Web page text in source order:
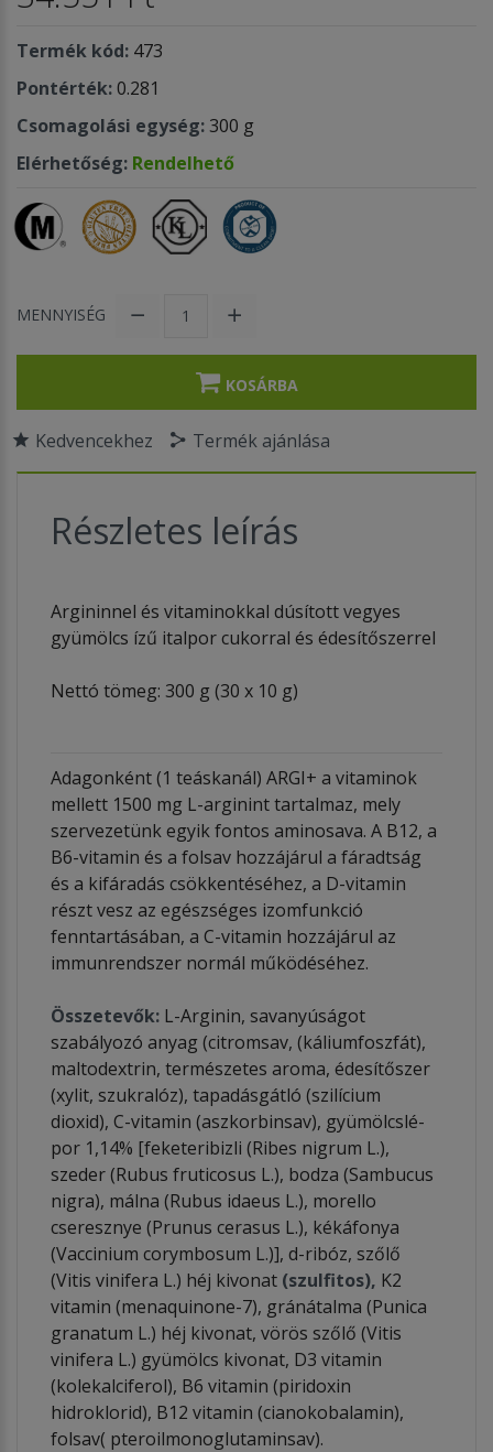
Termék kód: 473
Pontérték:0.281
Csomagolási egység:300 g
Elérhetőség: Rendelhető
MENNYISÉG
KOSÁRBA
Kedvencekhez Termék ajánlása
Részletes leírás
Argininnel és vitaminokkal dúsított vegyes
gyümölcs ízű italpor cukorral és édesítőszerrel
Nettó tömeg: 300 g (30 x 10 g)
Adagonként (1 teáskanál) ARGI+ a vitaminok
mellett 1500 mg L-arginint tartalmaz, mely
szervezetünk egyik fontos aminosava. A B12, a
B6-vitamin és a folsav hozzájárul a fáradtság
és a kifáradás csökkentéséhez, a D-vitamin
részt vesz az egészséges izomfunkció
fenntartásában, a C-vitamin hozzájárul az
immunrendszer normál működéséhez.
Összetevők: L-Arginin, savanyúságot
szabályozó anyag (citromsav, (káliumfoszfát),
maltodextrin, természetes aroma, édesítőszer
(xylit, szukralóz), tapadásgátló (szilícium
dioxid), C-vitamin (aszkorbinsav), gyümölcslé-
por 1,14% [feketeribizli (Ribes nigrum L.),
szeder (Rubus fruticosus L.), bodza (Sambucus
nigra), málna (Rubus idaeus L.), morello
cseresznye (Prunus cerasus L.), kékáfonya
(Vaccinium corymbosum L.)], d-ribóz, szőlő
(Vitis vinifera L.) héj kivonat (szulfitos), K2
vitamin (menaquinone-7), gránátalma (Punica
granatum L.) héj kivonat, vörös szőlő (Vitis
vinifera L.) gyümölcs kivonat, D3 vitamin
(kolekalciferol), B6 vitamin (piridoxin
hidroklorid), B12 vitamin (cianokobalamin),
folsav( pteroilmonoglutaminsav).